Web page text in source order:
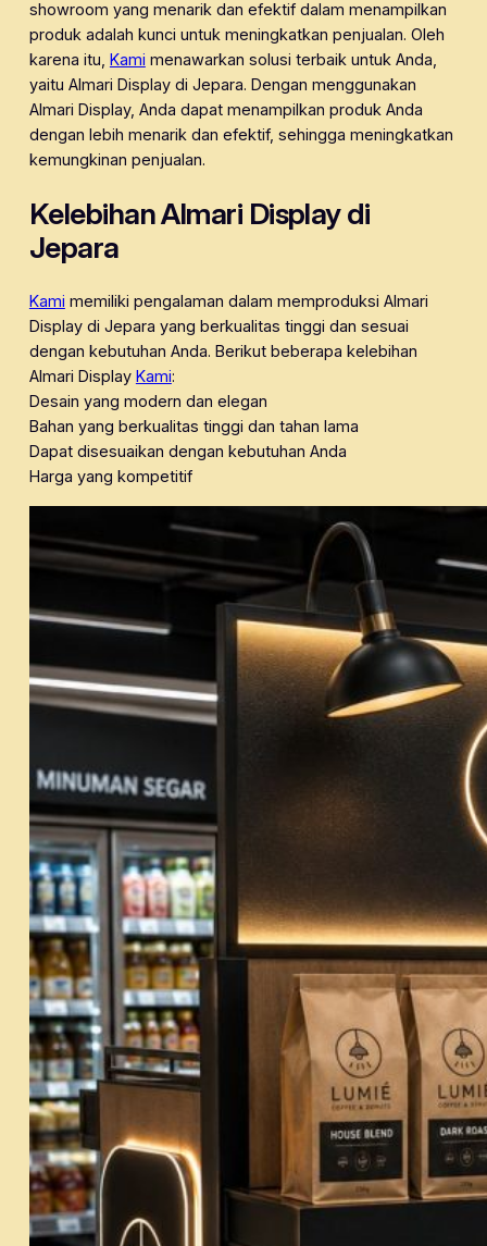
showroom yang menarik dan efektif dalam menampilkan
produk adalah kunci untuk meningkatkan penjualan. Oleh
karena itu, Kami menawarkan solusi terbaik untuk Anda,
yaitu Almari Display di Jepara. Dengan menggunakan
Almari Display, Anda dapat menampilkan produk Anda
dengan lebih menarik dan efektif, sehingga meningkatkan
kemungkinan penjualan.
Kelebihan Almari Display di
Jepara
Kami memiliki pengalaman dalam memproduksi Almari
Display di Jepara yang berkualitas tinggi dan sesuai
dengan kebutuhan Anda. Berikut beberapa kelebihan
Almari Display Kami:
Desain yang modern dan elegan
Bahan yang berkualitas tinggi dan tahan lama
Dapat disesuaikan dengan kebutuhan Anda
Harga yang kompetitif